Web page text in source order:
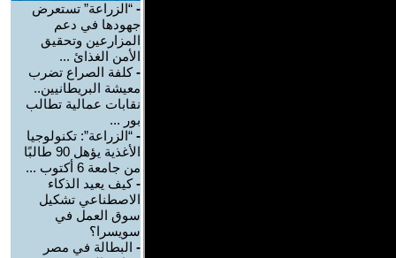
- “الزراعة” تستعرض
جهودها في دعم
المزارعين وتحقيق
الأمن الغذائ ...
-كلفة الصراع تضرب
معيشة البريطانيين..
نقابات عمالية تطالب
بور ...
- “الزراعة”: تكنولوجيا
الأغذية يؤهل 90 طالبًا
من جامعة 6 أكتوب ...
-كيف يعيد الذكاء
الاصطناعي تشكيل
سوق العمل في
سويسرا؟
- البطالة في مصر